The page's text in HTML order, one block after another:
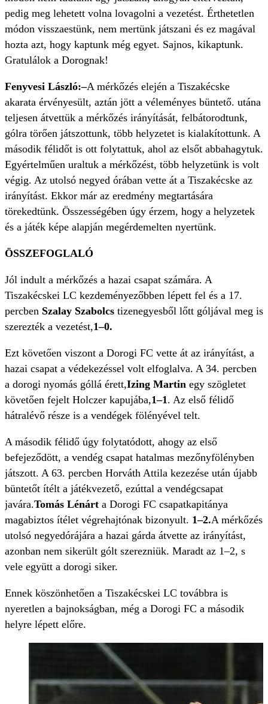
pedig meg lehetett volna lovagolni a vezetést. Érthetetlen
módon visszaestünk, nem mertünk játszani és ez magával
hozta azt, hogy kaptunk még egyet. Sajnos, kikaptunk.
Gratulálok a Dorognak!
Fenyvesi László:–A mérkőzés elején a Tiszakécske
akarata érvényesült, aztán jött a véleményes büntető. utána
teljesen átvettük a mérkőzés irányítását, felbátorodtunk,
gólra törően játszottunk, több helyzetet is kialakítottunk. A
második félidőt is ott folytattuk, ahol az elsőt abbahagytuk.
Egyértelműen uraltuk a mérkőzést, több helyzetünk is volt
végig. Az utolsó negyed órában vette át a Tiszakécske az
irányítást. Ekkor már az eredmény megtartására
törekedtünk. Összességében úgy érzem, hogy a helyzetek
és a játék képe alapján megérdemelten nyertünk.
ÖSSZEFOGLALÓ
Jól indult a mérkőzés a hazai csapat számára. A
Tiszakécskei LC kezdeményezőbben lépett fel és a 17.
percben Szalay Szabolcs tizenegyesből lőtt góljával meg is
szerezték a vezetést,1–0.
Ezt követően viszont a Dorogi FC vette át az irányítást, a
hazai csapat a védekezéssel volt elfoglalva. A 34. percben
a dorogi nyomás góllá érett,Izing Martin egy szögletet
követően fejelt Holczer kapujába,1–1. Az első félidő
hátralévő része is a vendégek fölényével telt.
A második félidő úgy folytatódott, ahogy az első
befejeződött, a vendég csapat hatalmas mezőnyfölényben
játszott. A 63. percben Horváth Attila kezezése után újabb
büntetőt ítélt a játékvezető, ezúttal a vendégcsapat
javára.Tomás Lénárt a Dorogi FC csapatkapitánya
magabiztos ítélet végrehajtónak bizonyult. 1–2.A mérkőzés
utolsó negyedórájára a hazai gárda átvette az irányítást,
azonban nem sikerült gólt szerezniük. Maradt az 1–2, s
vele együtt a dorogi siker.
Ennek köszönhetően a Tiszakécskei LC továbbra is
nyeretlen a bajnokságban, még a Dorogi FC a második
helyre lépett előre.